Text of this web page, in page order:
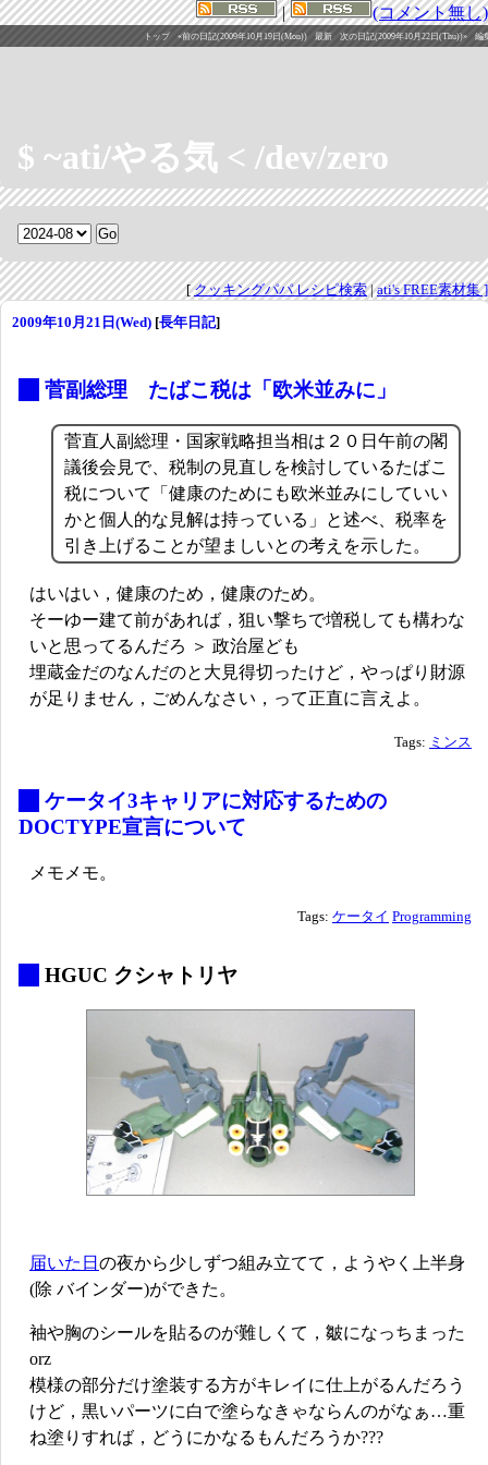
| (コメント無し)
トップ «前の日記(2009年10月19日(Mon)) 最新 次の日記(2009年10月22日(Thu))» 編
$ ~ati/やる気 < /dev/zero
[クッキングパパ レシピ検索|ati's FREE素材集 ]
2009年10月21日(Wed) [長年日記]
菅副総理 たばこ税は「欧米並みに」
菅直人副総理・国家戦略担当相は２０日午前の閣
議後会見で、税制の見直しを検討しているたばこ
税について「健康のためにも欧米並みにしていい
かと個人的な見解は持っている」と述べ、税率を
引き上げることが望ましいとの考えを示した。
はいはい，健康のため，健康のため。
そーゆー建て前があれば，狙い撃ちで増税しても構わな
いと思ってるんだろ ＞ 政治屋ども
埋蔵金だのなんだのと大見得切ったけど，やっぱり財源
が足りません，ごめんなさい，って正直に言えよ。
Tags: ミンス
ケータイ3キャリアに対応するための
DOCTYPE宣言について
メモメモ。
Tags: ケータイ Programming
HGUC クシャトリヤ
届いた日 の夜から少しずつ組み立てて，ようやく上半身
(除 バインダー)ができた。
袖や胸のシールを貼るのが難しくて，皺になっちまった
orz
模様の部分だけ塗装する方がキレイに仕上がるんだろう
けど，黒いパーツに白で塗らなきゃならんのがなぁ…重
ね塗りすれば，どうにかなるもんだろうか???